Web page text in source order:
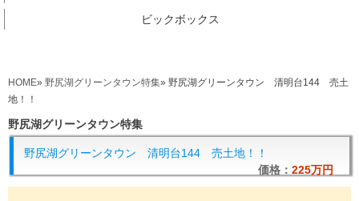
ビックボックス
HOME» 野尻湖グリーンタウン特集» 野尻湖グリーンタウン 清明台144 売土
地！！
野尻湖グリーンタウン特集
野尻湖グリーンタウン 清明台144 売土地！！
価格：225万円